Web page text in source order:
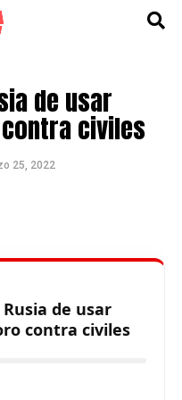
de usar
civiles
25, 2022
de usar
contra civiles